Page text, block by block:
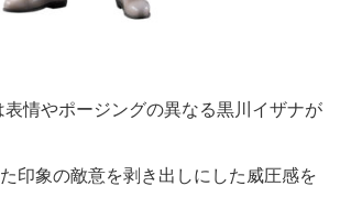
表情やポージングの異なる黒川イザナが
印象の敵意を剥き出しにした威圧感を